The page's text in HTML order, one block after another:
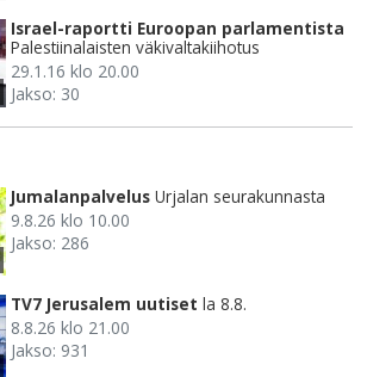
Israel-raportti Euroopan parlamentista
Palestiinalaisten väkivaltakiihotus
29.1.16 klo 20.00
Jakso: 30
Jumalanpalvelus Urjalan seurakunnasta
9.8.26 klo 10.00
Jakso: 286
TV7 Jerusalem uutiset la 8.8.
8.8.26 klo 21.00
Jakso: 931